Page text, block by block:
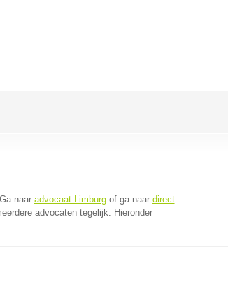
naar advocaat Limburgof ga naar direct
advocaten tegelijk. Hieronder